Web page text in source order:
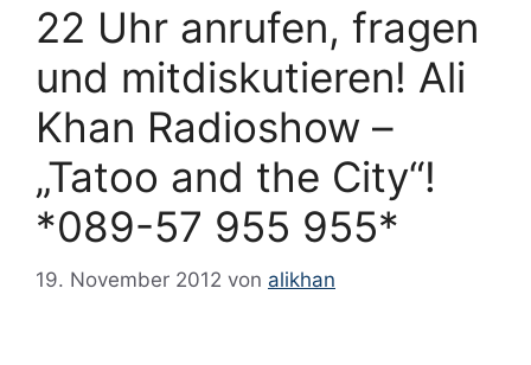
22 Uhr anrufen, fragen
und mitdiskutieren! Ali
Khan Radioshow –
„Tatoo and the City“!
*089-57 955 955*
19. November 2012 von alikhan